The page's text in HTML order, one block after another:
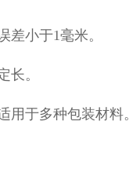
小于1毫米。
。
于多种包装材料。